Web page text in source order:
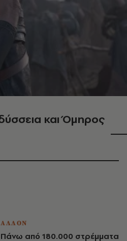
και Όμηρος
Πάνω από 180.000 στρέμματα